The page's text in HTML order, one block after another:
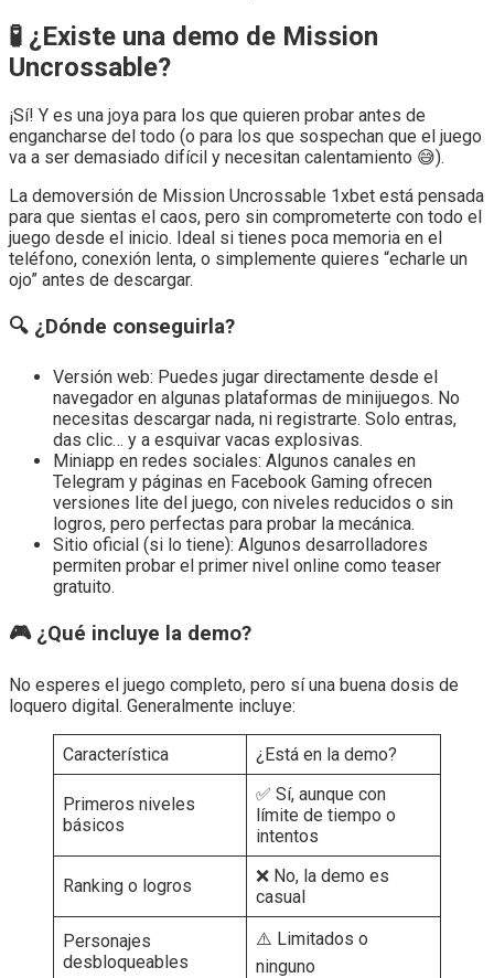
🧪 ¿Existe una demo de Mission
Uncrossable?
¡Sí! Y es una joya para los que quieren probar antes de
engancharse del todo (o para los que sospechan que el juego
va a ser demasiado difícil y necesitan calentamiento 😅).
La demoversión de Mission Uncrossable 1xbet está pensada
para que sientas el caos, pero sin comprometerte con todo el
juego desde el inicio. Ideal si tienes poca memoria en el
teléfono, conexión lenta, o simplemente quieres “echarle un
ojo” antes de descargar.
🔍 ¿Dónde conseguirla?
Versión web: Puedes jugar directamente desde el
navegador en algunas plataformas de minijuegos. No
necesitas descargar nada, ni registrarte. Solo entras,
das clic… y a esquivar vacas explosivas.
Miniapp en redes sociales: Algunos canales en
Telegram y páginas en Facebook Gaming ofrecen
versiones lite del juego, con niveles reducidos o sin
logros, pero perfectas para probar la mecánica.
Sitio oficial (si lo tiene): Algunos desarrolladores
permiten probar el primer nivel online como teaser
gratuito.
🎮 ¿Qué incluye la demo?
No esperes el juego completo, pero sí una buena dosis de
loquero digital. Generalmente incluye:
Característica ¿Está en la demo?
Primeros niveles
básicos
✅ Sí, aunque con
límite de tiempo o
intentos
Ranking o logros
❌ No, la demo es
casual
Personajes
desbloqueables
⚠️ Limitados o
ninguno